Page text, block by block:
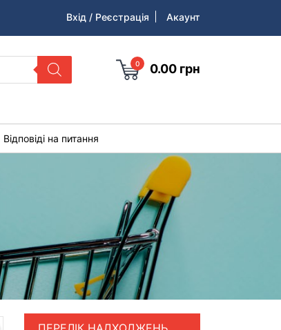
Вхід / Реєстрація Акаунт
0 0.00 грн
Відповіді на питання